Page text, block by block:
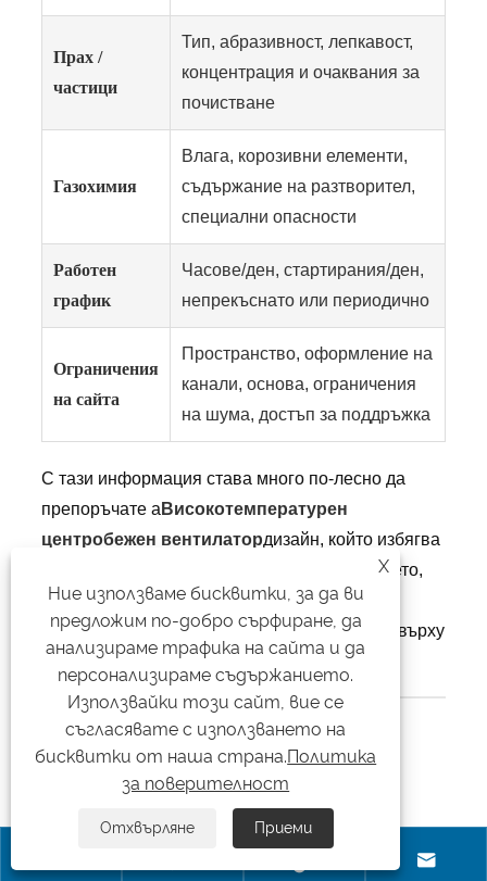
Прах /
частици
Тип, абразивност, лепкавост,
концентрация и очаквания за
почистване
Газохимия
Влага, корозивни елементи,
съдържание на разтворител,
специални опасности
Работен
график
Часове/ден, стартирания/ден,
непрекъснато или периодично
Ограничения
на сайта
Пространство, оформление на
канали, основа, ограничения
на шума, достъп за поддръжка
С тази информация става много по-лесно да
препоръчате a Високотемпературен
центробежен вентилатордизайн, който избягва
класиката капани: подценяване на налягането,
игнориране на поведението на праха и
пренебрегване на топлинните въздействия върху
лагерите и уплътненията.
ЧЗВ
В: Как да разбера дали имам нужда от
високотемпературен центробежен
вентилатор вместо стандартен индустриален
вентилатор?

X
Ние използваме бисквитки, за да ви
предложим по-добро сърфиране, да
анализираме трафика на сайта и да
персонализираме съдържанието.
Използвайки този сайт, вие се
съгласявате с използването на
бисквитки от наша страна.Политика
за поверителност
Отхвърляне Приеми